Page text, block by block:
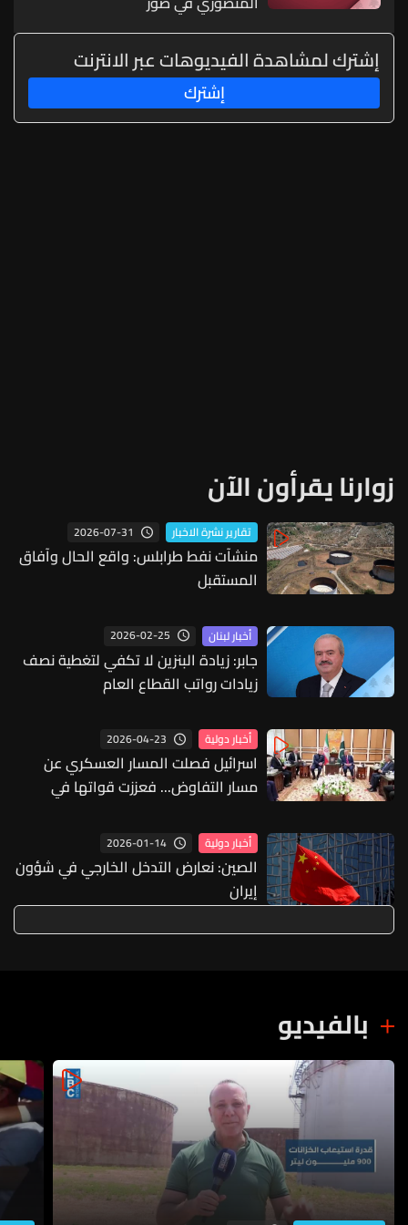
إشترك لمشاهدة الفيديوهات عبر الانترنت
إشترك
زوارنا يقرأون الآن
تقارير نشرة الاخبار 2026-07-31
منشآت نفط طرابلس: واقع الحال وآفاق
المستقبل
أخبار لبنان 2026-02-25
جابر: زيادة البنزين لا تكفي لتغطية نصف
زيادات رواتب القطاع العام
أخبار دولية 2026-04-23
اسرائيل فصلت المسار العسكري عن
مسار التفاوض... فعززت قواتها في
أخبار دولية 2026-01-14
الصين: نعارض التدخل الخارجي في شؤون
إيران
بالفيديو